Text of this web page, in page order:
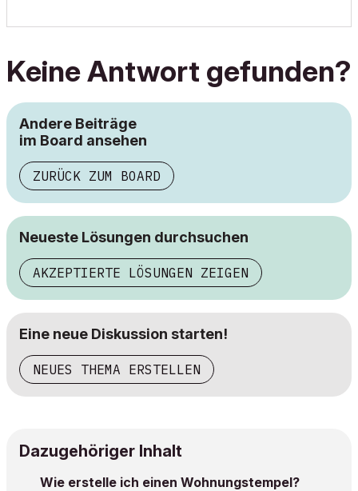
Keine Antwort gefunden?
Andere Beiträge
im Board ansehen
ZURÜCK ZUM BOARD
Neueste Lösungen durchsuchen
AKZEPTIERTE LÖSUNGEN ZEIGEN
Eine neue Diskussion starten!
NEUES THEMA ERSTELLEN
Dazugehöriger Inhalt
Wie erstelle ich einen Wohnungstempel?